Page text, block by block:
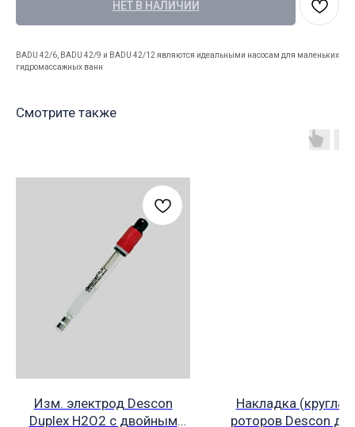
НЕТ В НАЛИЧИИ
BADU 42/6, BADU 42/9 и BADU 42/12 являются идеальными насосам для маленьких
гидромассажных ванн
Смотрите также
Изм. электрод Descon
Duplex H2O2 c двойным
Накладка
роторов Descon